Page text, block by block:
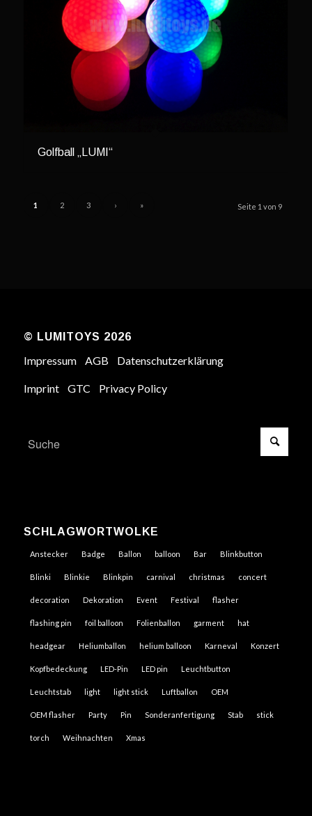
Golfball „LUMI“
Seite 1 von 9
1 2 3 › »
© LUMITOYS 2026
Impressum AGB Datenschutzerklärung
Imprint GTC Privacy Policy
SCHLAGWORTWOLKE
Anstecker Badge Ballon balloon Bar Blinkbutton
Blinki Blinkie Blinkpin carnival christmas concert
decoration Dekoration Event Festival flasher
flashing pin foil balloon Folienballon garment hat
headgear Heliumballon helium balloon Karneval Konzert
Kopfbedeckung LED-Pin LED pin Leuchtbutton
Leuchtstab light light stick Luftballon OEM
OEM flasher Party Pin Sonderanfertigung Stab stick
torch Weihnachten Xmas